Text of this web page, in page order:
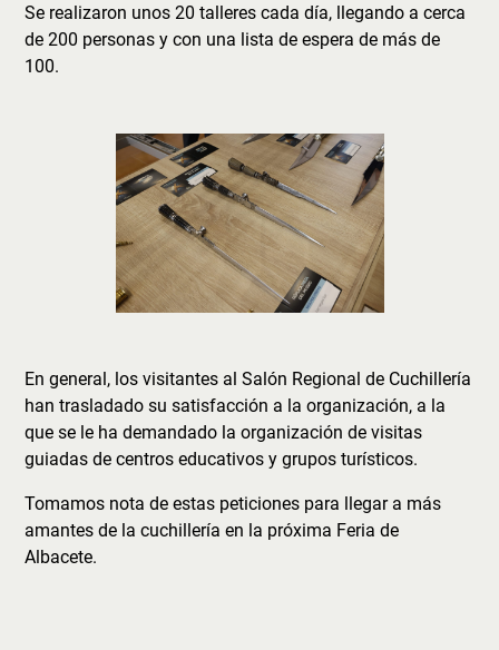
Se realizaron unos 20 talleres cada día, llegando a cerca
de 200 personas y con una lista de espera de más de
100.
En general, los visitantes al Salón Regional de Cuchillería
han trasladado su satisfacción a la organización, a la
que se le ha demandado la organización de visitas
guiadas de centros educativos y grupos turísticos.
Tomamos nota de estas peticiones para llegar a más
amantes de la cuchillería en la próxima Feria de
Albacete.